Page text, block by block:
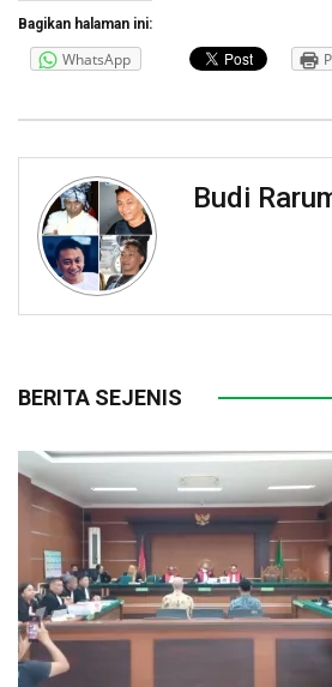
Bagikan halaman ini:
WhatsApp
Budi
BERITA SEJENIS